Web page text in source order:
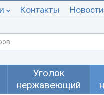
Контакты Новости
Уголок
нержавеющий